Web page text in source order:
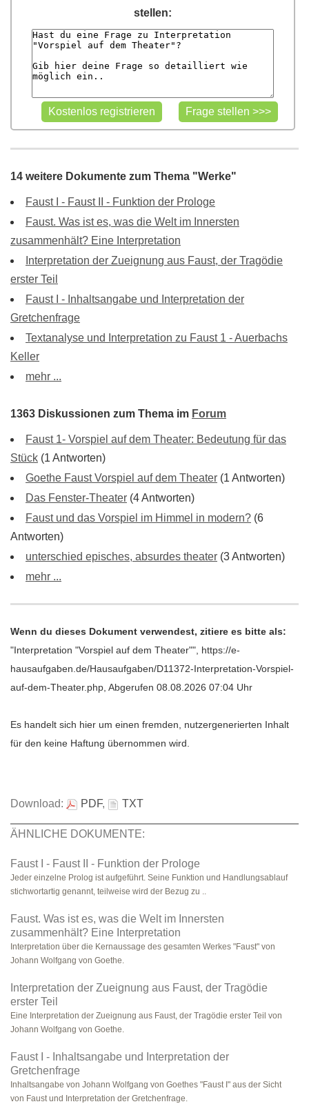
stellen:
14 weitere Dokumente zum Thema "Werke"
Faust I - Faust II - Funktion der Prologe
Faust. Was ist es, was die Welt im Innersten
zusammenhält? Eine Interpretation
Interpretation der Zueignung aus Faust, der Tragödie
erster Teil
Faust I - Inhaltsangabe und Interpretation der
Gretchenfrage
Textanalyse und Interpretation zu Faust 1 - Auerbachs
Keller
mehr ...
1363 Diskussionen zum Thema im Forum
Faust 1- Vorspiel auf dem Theater: Bedeutung für das
Stück (1 Antworten)
Goethe Faust Vorspiel auf dem Theater (1 Antworten)
Das Fenster-Theater (4 Antworten)
Faust und das Vorspiel im Himmel in modern? (6
Antworten)
unterschied episches, absurdes theater (3 Antworten)
mehr ...
Wenn du dieses Dokument verwendest, zitiere es bitte als:
"Interpretation "Vorspiel auf dem Theater"", https://e-
hausaufgaben.de/Hausaufgaben/D11372-Interpretation-Vorspiel-
auf-dem-Theater.php, Abgerufen 08.08.2026 07:04 Uhr
Es handelt sich hier um einen fremden, nutzergenerierten Inhalt
für den keine Haftung übernommen wird.
Download: PDF, TXT
ÄHNLICHE DOKUMENTE:
Faust I - Faust II - Funktion der Prologe
Jeder einzelne Prolog ist aufgeführt. Seine Funktion und Handlungsablauf
stichwortartig genannt, teilweise wird der Bezug zu ..
Faust. Was ist es, was die Welt im Innersten
zusammenhält? Eine Interpretation
Interpretation über die Kernaussage des gesamten Werkes "Faust" von
Johann Wolfgang von Goethe.
Interpretation der Zueignung aus Faust, der Tragödie
erster Teil
Eine Interpretation der Zueignung aus Faust, der Tragödie erster Teil von
Johann Wolfgang von Goethe.
Faust I - Inhaltsangabe und Interpretation der
Gretchenfrage
Inhaltsangabe von Johann Wolfgang von Goethes "Faust I" aus der Sicht
von Faust und Interpretation der Gretchenfrage.